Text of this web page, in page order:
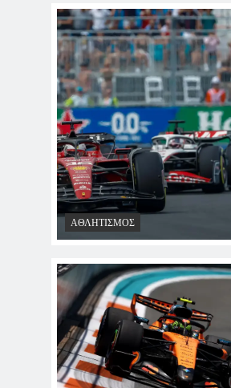
ΑΘΛΗΤΙΣΜΌΣ